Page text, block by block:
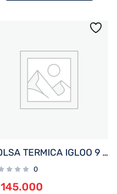
BOLSA TERMICA IGLOO 9 LATAS VERTICAL LUNCH RETRO AZUL Y ROJO 63083
0
145.000